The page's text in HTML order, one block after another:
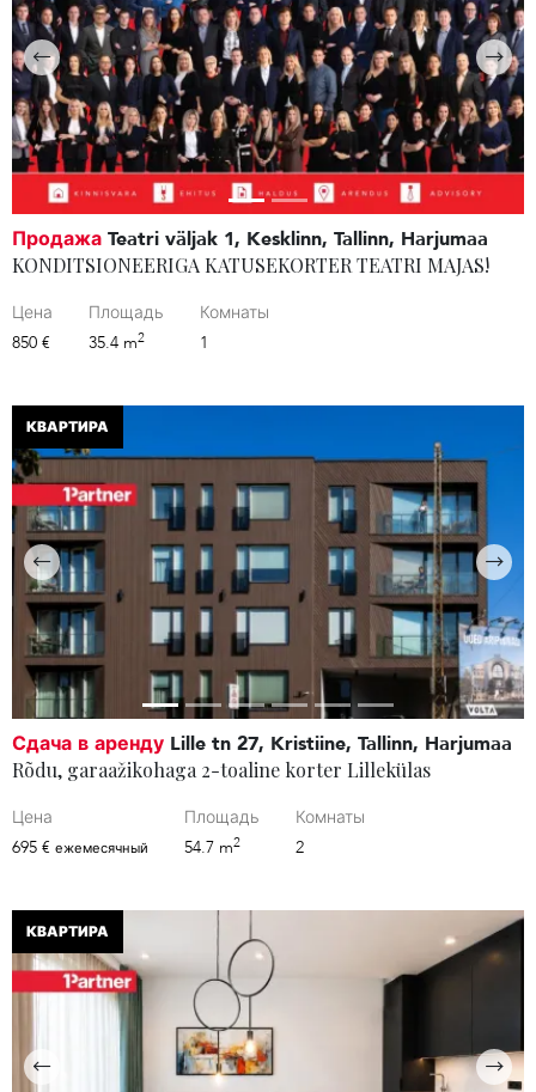
Продажа Teatri väljak 1, Kesklinn, Tallinn, Harjumaa
KONDITSIONEERIGA KATUSEKORTER TEATRI MAJAS!
Цена
850 €
Площадь
35.4 m2
Комнаты
1
КВАРТИРА
Сдача в аренду Lille tn 27, Kristiine, Tallinn, Harjumaa
Rõdu, garaažikohaga 2-toaline korter Lillekülas
Цена
695 € ежемесячный
Площадь
54.7 m2
Комнаты
2
КВАРТИРА